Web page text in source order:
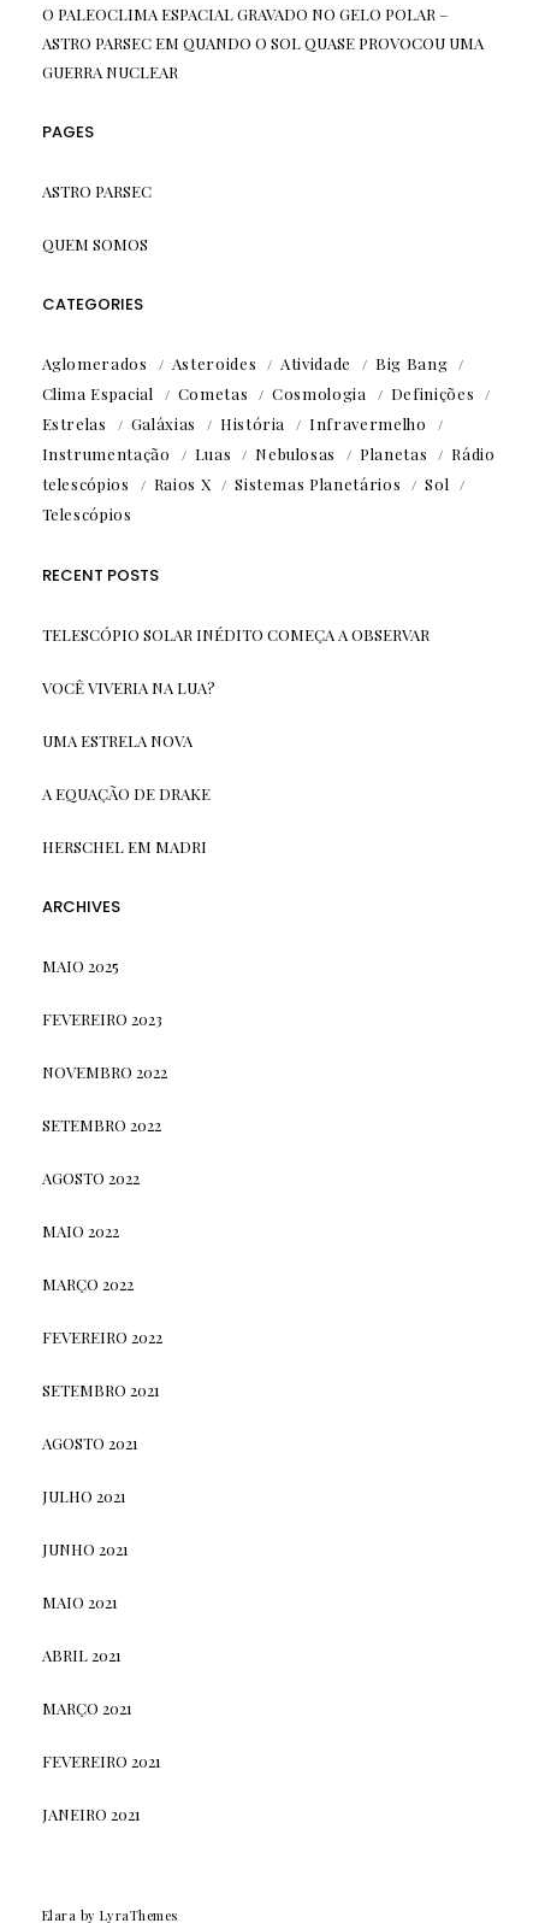
O PALEOCLIMA ESPACIAL GRAVADO NO GELO POLAR –
ASTRO PARSECEM QUANDO O SOL QUASE PROVOCOU UMA
GUERRA NUCLEAR
PAGES
ASTRO PARSEC
QUEM SOMOS
CATEGORIES
Aglomerados Asteroides Atividade
Big Bang
Clima Espacial
Cometas Cosmologia
Definições
Estrelas
Galáxias História
Infravermelho
Instrumentação
Luas Nebulosas Planetas
Rádio
telescópios
Raios X Sistemas Planetários
Sol
Telescópios
RECENT POSTS
TELESCÓPIO SOLAR INÉDITO COMEÇA A OBSERVAR
VOCÊ VIVERIA NA LUA?
UMA ESTRELA NOVA
A EQUAÇÃO DE DRAKE
HERSCHEL EM MADRI
ARCHIVES
MAIO 2025
FEVEREIRO 2023
NOVEMBRO 2022
SETEMBRO 2022
AGOSTO 2022
MAIO 2022
MARÇO 2022
FEVEREIRO 2022
SETEMBRO 2021
AGOSTO 2021
JULHO 2021
JUNHO 2021
MAIO 2021
ABRIL 2021
MARÇO 2021
FEVEREIRO 2021
JANEIRO 2021
Elara by LyraThemes